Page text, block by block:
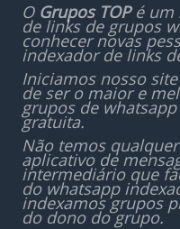
O Grupos TOPé um
de links de grupos
conhecer novas
indexador de links
Iniciamos nosso
de ser o maior e
grupos de
gratuita.
Não temos
aplicativo de
intermediário que
do whatsapp
indexamos grupos
do dono do grupo.